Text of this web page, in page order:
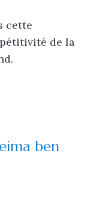
cette
de la
ben